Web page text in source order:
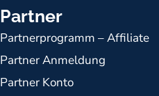
Partner
Partnerprogramm – Affiliate
Partner Anmeldung
Partner Konto